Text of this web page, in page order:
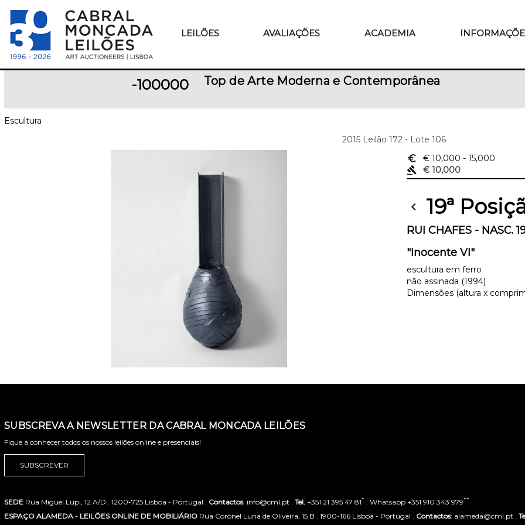
LEILÕES AVALIAÇÕES ACADEMIA
-100000 Top de Arte Moderna e Contemporânea
Escultura
2015 Leilão 172 - Lote 106
euro_symbol
€ 10,000 - 15,000
gavel
€ 10,000
chevron_left 19ª
RUI CHAFES - NASC.
"Inocente VI"
escultura em ferro
não assinada (1994)
Dimensões (altura x
SUBSCREVA A NEWSLETTER DA CABRAL MONCADA LEILÕES
Fique a conhecer todos os nossos leilões online e presenciais!
SUBSCREVER
SEDE Rua Miguel Lupi, 12 A/D . 1200-725 Lisboa - Portugal . Contactos: info@cml.pt . Tel. +351 21 395 47 81* . Whatsapp +351 910 343 979**
ESPAÇO ALAMEDA - LEILÕES ONLINE DE MOBILIÁRIO Rua Coronel Luna de Oliveira, 15 B . 1900-166 Lisboa - Portugal . Contactos: alameda@cml.pt .